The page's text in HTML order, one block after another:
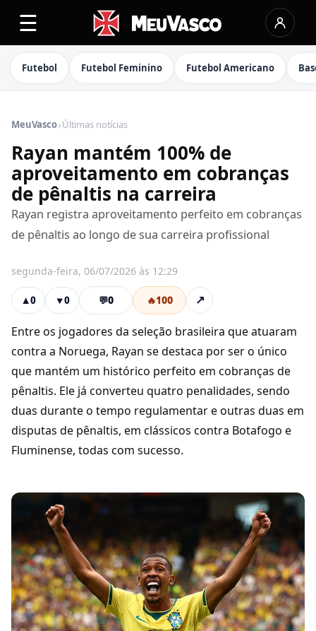
☰
Futebol Futebol Feminino Futebol Americano
MeuVasco›Últimas notícias
Rayan mantém 100% de
aproveitamento em cobranças
de pênaltis na carreira
Rayan registra aproveitamento perfeito em cobranças
de pênaltis ao longo de sua carreira profissional
segunda-feira, 06/07/2026 às 12:29
▲0 ▼0 💬0 🔥100 ↗
Entre os jogadores da seleção brasileira que atuaram
contra a Noruega, Rayan se destaca por ser o único
que mantém um histórico perfeito em cobranças de
pênaltis. Ele já converteu quatro penalidades, sendo
duas durante o tempo regulamentar e outras duas em
disputas de pênaltis, em clássicos contra Botafogo e
Fluminense, todas com sucesso.